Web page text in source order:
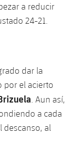
a reducir
24-21.
dar la
por el acierto
. Aun así,
a cada
al